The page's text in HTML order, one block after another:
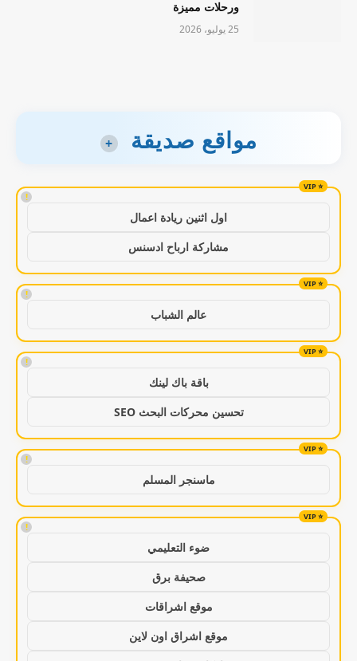
ورحلات مميزة
25 يوليو، 2026
مواقع صديقة +
!
اول اثنين ريادة اعمال
مشاركة ارباح ادسنس
!
عالم الشباب
!
باقة باك لينك
تحسين محركات البحث SEO
!
ماسنجر المسلم
!
ضوء التعليمي
صحيفة برق
موقع اشراقات
موقع اشراق اون لاين